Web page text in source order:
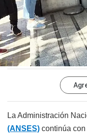
La Administración
(ANSES) continúa con